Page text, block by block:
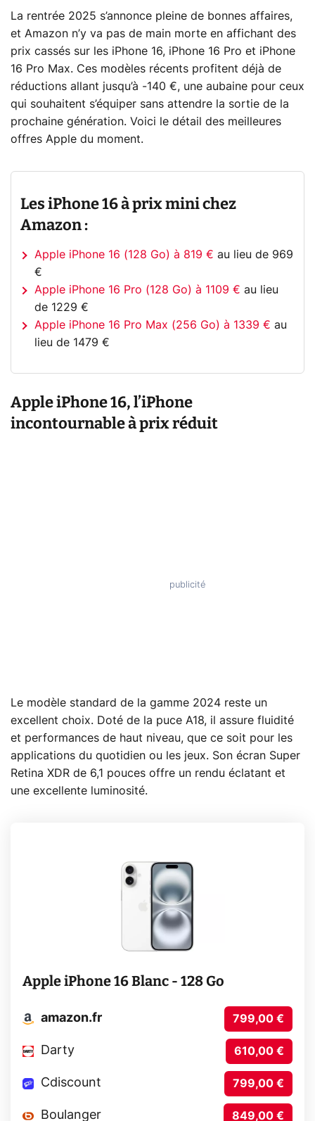
La rentrée 2025 s’annonce pleine de bonnes affaires,
et Amazon n’y va pas de main morte en affichant des
prix cassés sur les iPhone 16, iPhone 16 Pro et iPhone
16 Pro Max. Ces modèles récents profitent déjà de
réductions allant jusqu’à -140 €, une aubaine pour ceux
qui souhaitent s’équiper sans attendre la sortie de la
prochaine génération. Voici le détail des meilleures
offres Apple du moment.
Les iPhone 16 à prix mini chez
Amazon :
Apple iPhone 16 (128 Go) à 819 €au lieu de 969
€
Apple iPhone 16 Pro (128 Go) à 1109 € au lieu
de 1229 €
Apple iPhone 16 Pro Max (256 Go) à 1339 € au
lieu de 1479 €
Apple iPhone 16, l’iPhone
incontournable à prix réduit
Le modèle standard de la gamme 2024 reste un
excellent choix. Doté de la puce A18, il assure fluidité
et performances de haut niveau, que ce soit pour les
applications du quotidien ou les jeux. Son écran Super
Retina XDR de 6,1 pouces offre un rendu éclatant et
une excellente luminosité.
Apple iPhone 16 Blanc - 128 Go
amazon.fr 799,00 €
Darty 610,00 €
Cdiscount 799,00 €
Boulanger 849,00 €